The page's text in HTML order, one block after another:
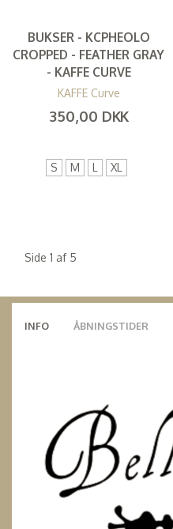
BUKSER - KCPHEOLO
CROPPED - FEATHER GRAY
- KAFFE CURVE
KAFFE Curve
350,00 DKK
S M L XL
Side 1 af 5
INFO ÅBNINGSTIDER